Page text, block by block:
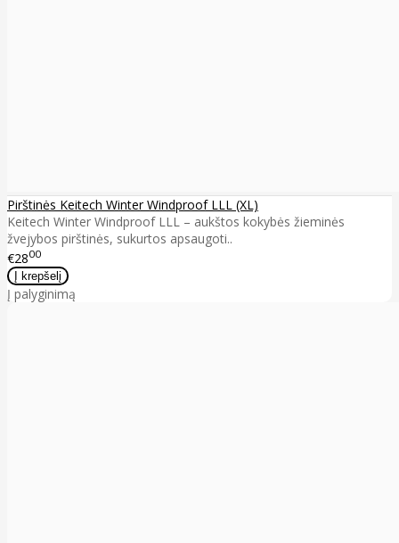
Pirštinės Keitech Winter Windproof LLL (XL)
Keitech Winter Windproof LLL – aukštos kokybės žieminės
žvejybos pirštinės, sukurtos apsaugoti..
€2800
Į palyginimą